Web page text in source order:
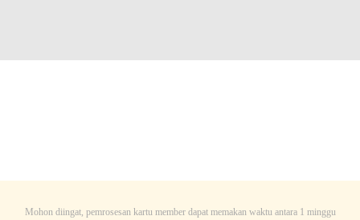
Mohon diingat, pemrosesan kartu member dapat memakan waktu antara 1 minggu